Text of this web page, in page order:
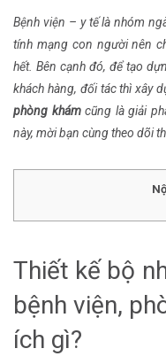
Bệnh viện – y tế là nhóm
tính mạng con người nên
hết. Bên cạnh đó, để tạo
khách hàng, đối tác thì xây
phòng khámcũng là giải
này, mời bạn cùng theo dõi
Thiết kế bộ
bệnh viện,
ích gì?